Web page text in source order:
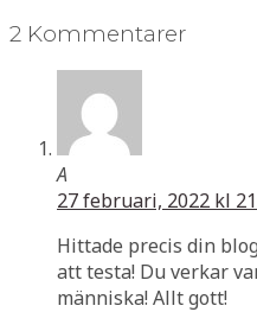
2 Kommentarer
A
27 februari, 2022 kl
Hittade precis din
att testa! Du verkar
människa! Allt gott!